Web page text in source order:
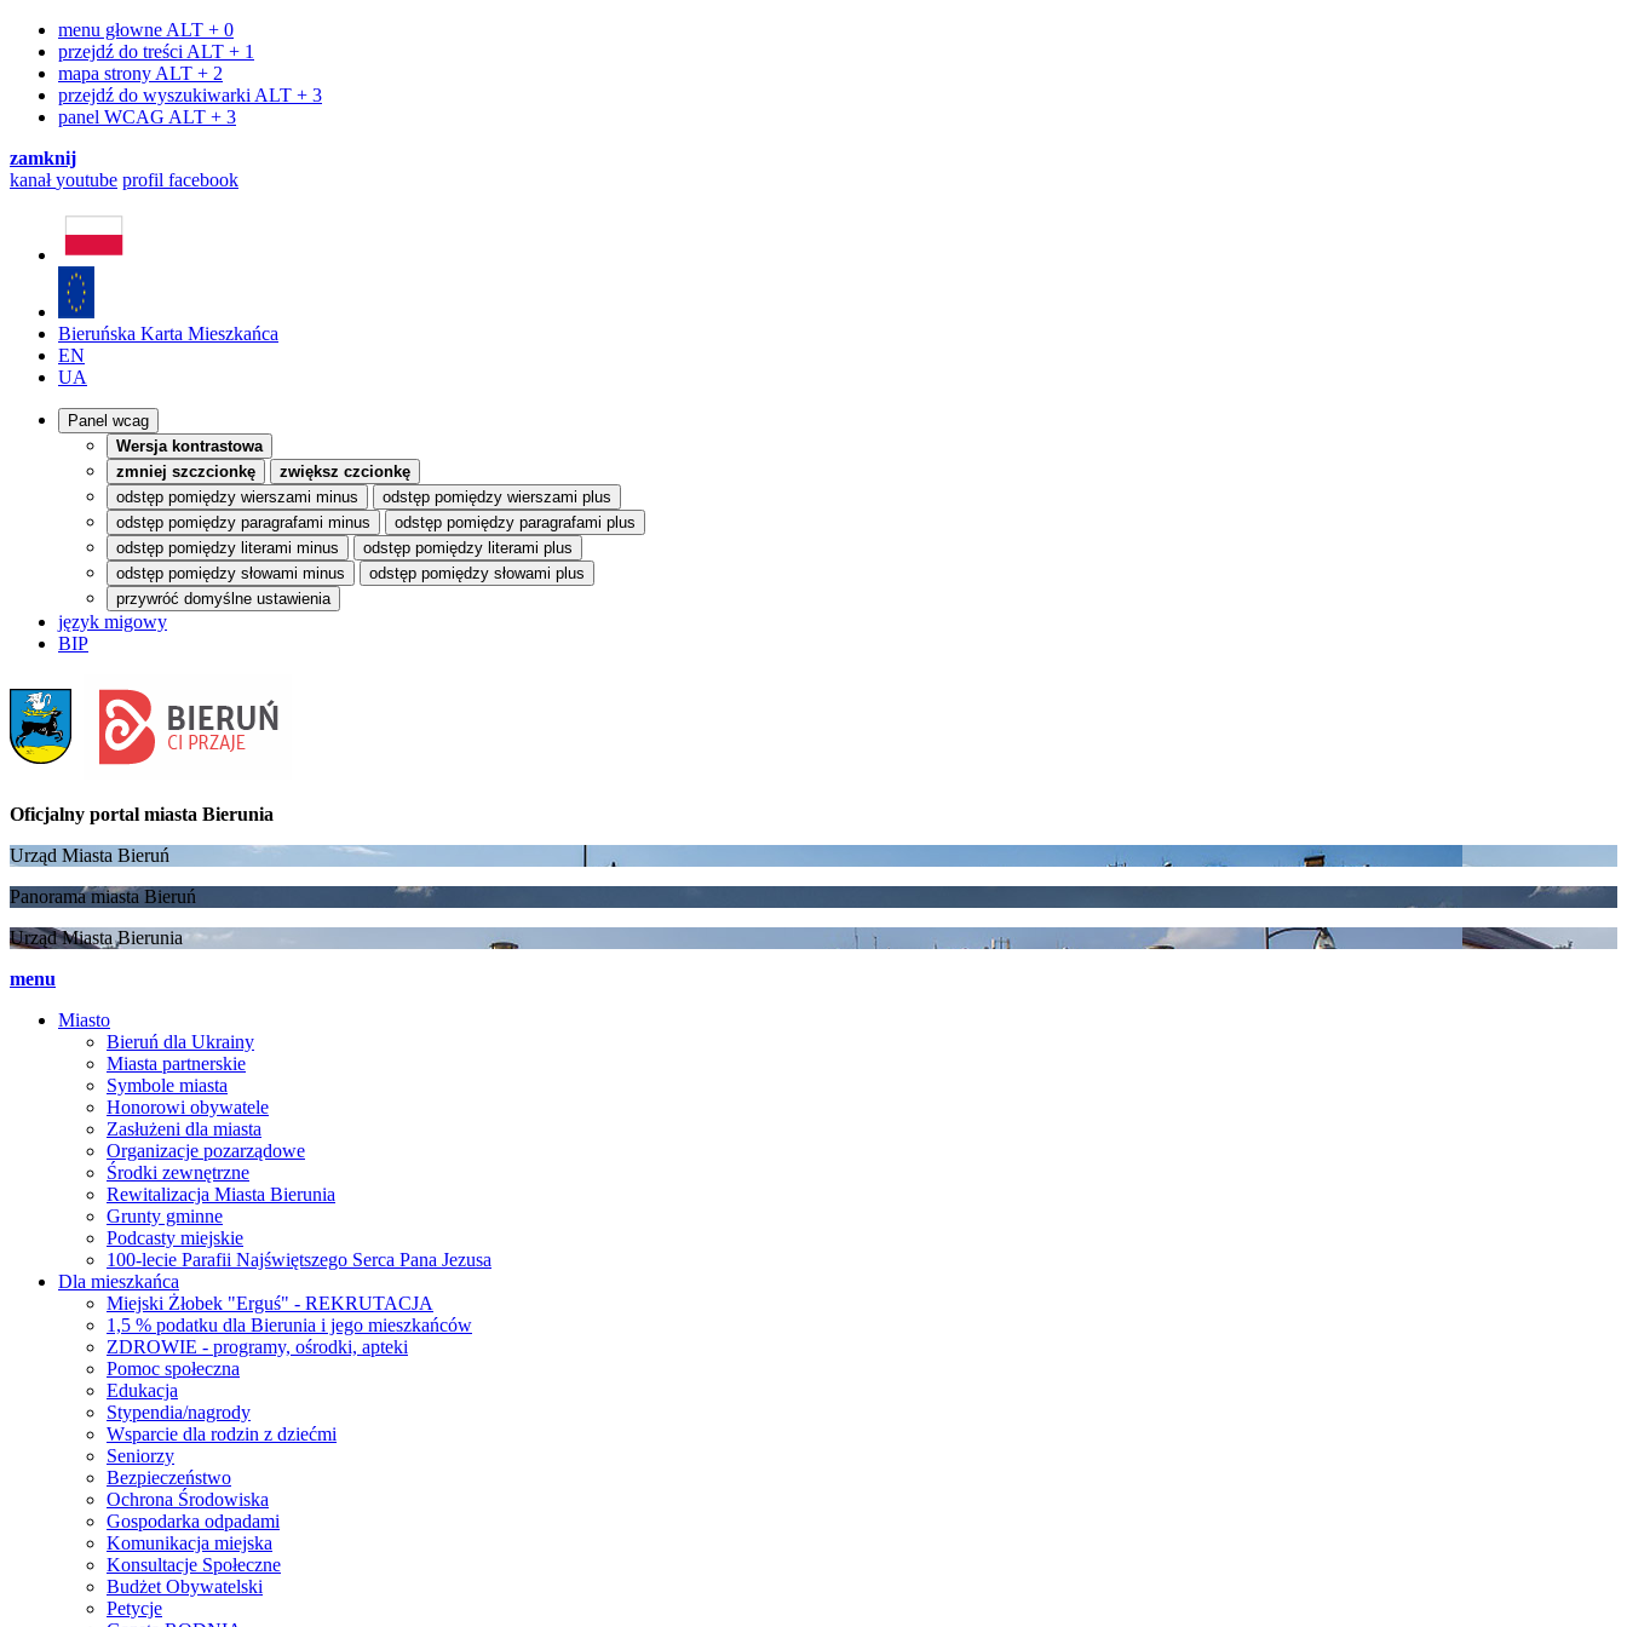
menu głowne ALT + 0
przejdź do treści ALT + 1
mapa strony ALT + 2
przejdź do wyszukiwarki ALT + 3
panel WCAG ALT + 3
zamknij
kanałyoutube profil facebook
Bieruńska Karta Mieszkańca
EN
UA
Panel wcag
Wersja kontrastowa
zmniej szczcionkę
zwiększ czcionkę
odstęp pomiędzy wierszami minus
odstęp pomiędzy wierszami plus
odstęp pomiędzy paragrafami minus
odstęp pomiędzy paragrafami plus
odstęp pomiędzy literami minus
odstęp pomiędzy literami plus
odstęp pomiędzy słowami minus
odstęp pomiędzy słowami plus
przywróć domyślne ustawienia
język migowy
BIP
Oficjalny portal miasta Bierunia
Urząd Miasta Bieruń
Panorama miasta Bieruń
Urząd Miasta Bierunia
menu
Miasto
Bieruń dla Ukrainy
Miasta partnerskie
Symbole miasta
Honorowi obywatele
Zasłużeni dla miasta
Organizacje pozarządowe
Środki zewnętrzne
Rewitalizacja Miasta Bierunia
Grunty gminne
Podcasty miejskie
100-lecie Parafii Najświętszego Serca Pana Jezusa
Dla mieszkańca
Miejski Żłobek "Erguś" - REKRUTACJA
1,5 % podatku dla Bierunia i jego mieszkańców
ZDROWIE - programy, ośrodki, apteki
Pomoc społeczna
Edukacja
Stypendia/nagrody
Wsparcie dla rodzin z dziećmi
Seniorzy
Bezpieczeństwo
Ochrona Środowiska
Gospodarka odpadami
Komunikacja miejska
Konsultacje Społeczne
Budżet Obywatelski
Petycje